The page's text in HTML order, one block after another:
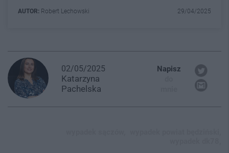
AUTOR: Robert Lechowski 29/04/2025
02/05/2025
Katarzyna
Pachelska
Napisz